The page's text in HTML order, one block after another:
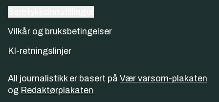
Vilkår og bruksbetingelser
KI-retningslinjer
All journalistikk er basert på Vær varsom-plakaten
og Redaktørplakaten